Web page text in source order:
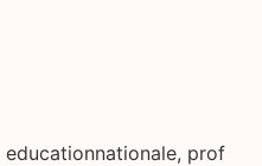
educationnationale, prof